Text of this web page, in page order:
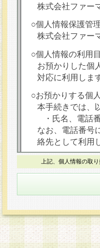
株式会社ファー
○個人情報保護管
株式会社ファ
○個人情報の利用
お預かりした個
対応に利用しま
○お預かりする個
本手続きでは、
・氏名、電話
なお、電話番号
絡先として利用
○本人が容易に認
本フォームでは
○個人情報の第三
力いただく個人
○個人情報の委託
個人情報の取り
上記、個人情報の取